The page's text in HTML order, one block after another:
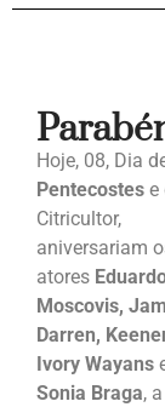
Hoje, 08, Dia
Pentecostes e
Citricultor,
aniversariam
atores
Moscovis,
Darren,
Ivory Wayans
Sonia Braga, a